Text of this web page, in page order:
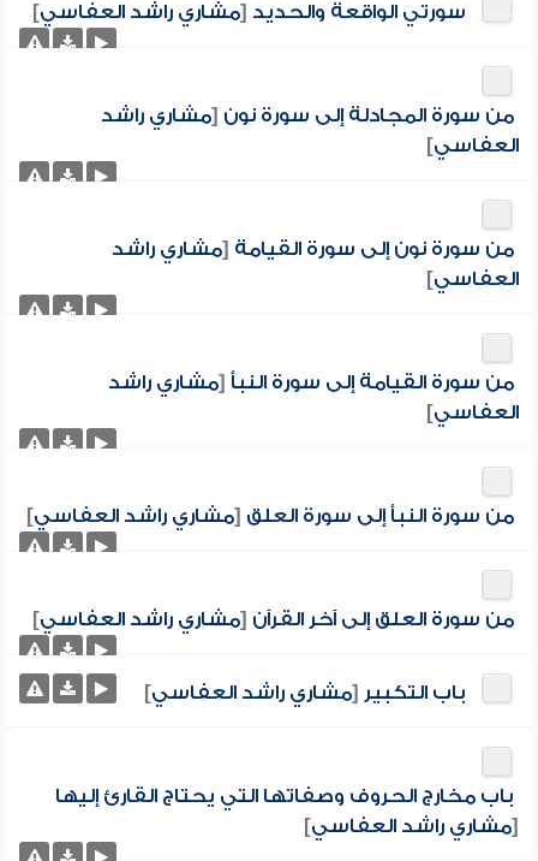
سورتي الواقعة والحديد [مشاري راشد العفاسي]
من سورة المجادلة إلى سورة نون [مشاري راشد
العفاسي]
من سورة نون إلى سورة القيامة [مشاري راشد
العفاسي]
من سورة القيامة إلى سورة النبأ [مشاري راشد
العفاسي]
من سورة النبأ إلى سورة العلق [مشاري راشد العفاسي]
من سورة العلق إلى آخر القرآن [مشاري راشد العفاسي]
باب التكبير [مشاري راشد العفاسي]
باب مخارج الحروف وصفاتها التي يحتاج القارئ إليها
[مشاري راشد العفاسي]